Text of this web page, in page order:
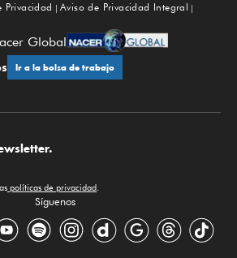
Privacidad
Aviso de Privacidad Integral
Global
Ir a la bolsa de trabajo
políticas de privacidad
Síguenos